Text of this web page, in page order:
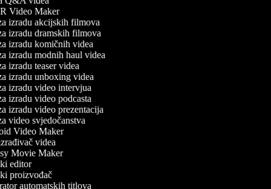
Video Maker
izradu akcijskih filmova
izradu dramskih filmova
izradu komičnih videa
izradu modnih haul videa
izradu teaser videa
izradu unboxing videa
izradu video intervjua
izradu video podcasta
izradu video prezentacija
video svjedočanstva
Video Maker
videa
Movie Maker
editor
proizvođač
automatskih titlova